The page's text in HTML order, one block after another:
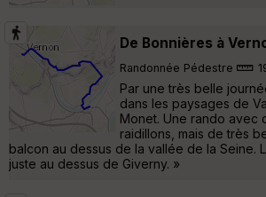
De Bonnières à
Randonnée Pédestre
Par une très belle
dans les paysages de
Monet. Une rando avec
raidillons, mais de très
balcon au dessus de la vallée de la Seine.
juste au dessus de Giverny. »